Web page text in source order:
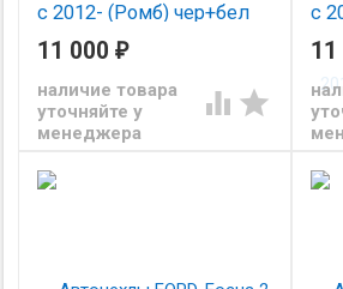
с 2012- (Ромб) чер+бел
11 000 ₽
наличие товара
уточняйте у
менеджера
 
с